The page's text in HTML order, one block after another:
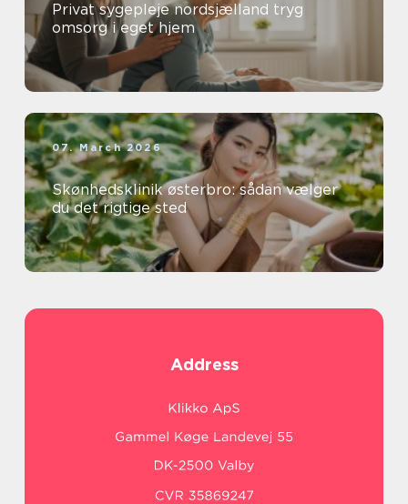
Privat sygepleje nordsjælland tryg
omsorg i eget hjem
07. March 2026
Skønhedsklinik østerbro: sådan vælger
du det rigtige sted
Address